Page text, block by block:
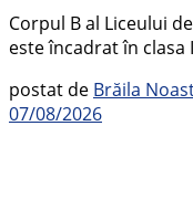
Corpul B al Liceului
este încadrat în clasa
postat de Brăila
07/08/2026